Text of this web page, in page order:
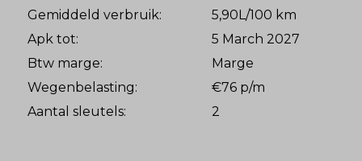
Gemiddeld verbruik:
5,90L/100 km
Apk tot:
5 March 2027
Btw marge:
Marge
Wegenbelasting:
€76 p/m
Aantal sleutels:
2